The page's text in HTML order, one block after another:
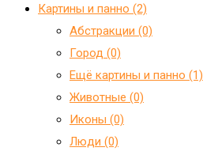
Картины и панно (2)
Абстракции (0)
Город (0)
Ещё картины и панно (1)
Животные (0)
Иконы (0)
Люди (0)